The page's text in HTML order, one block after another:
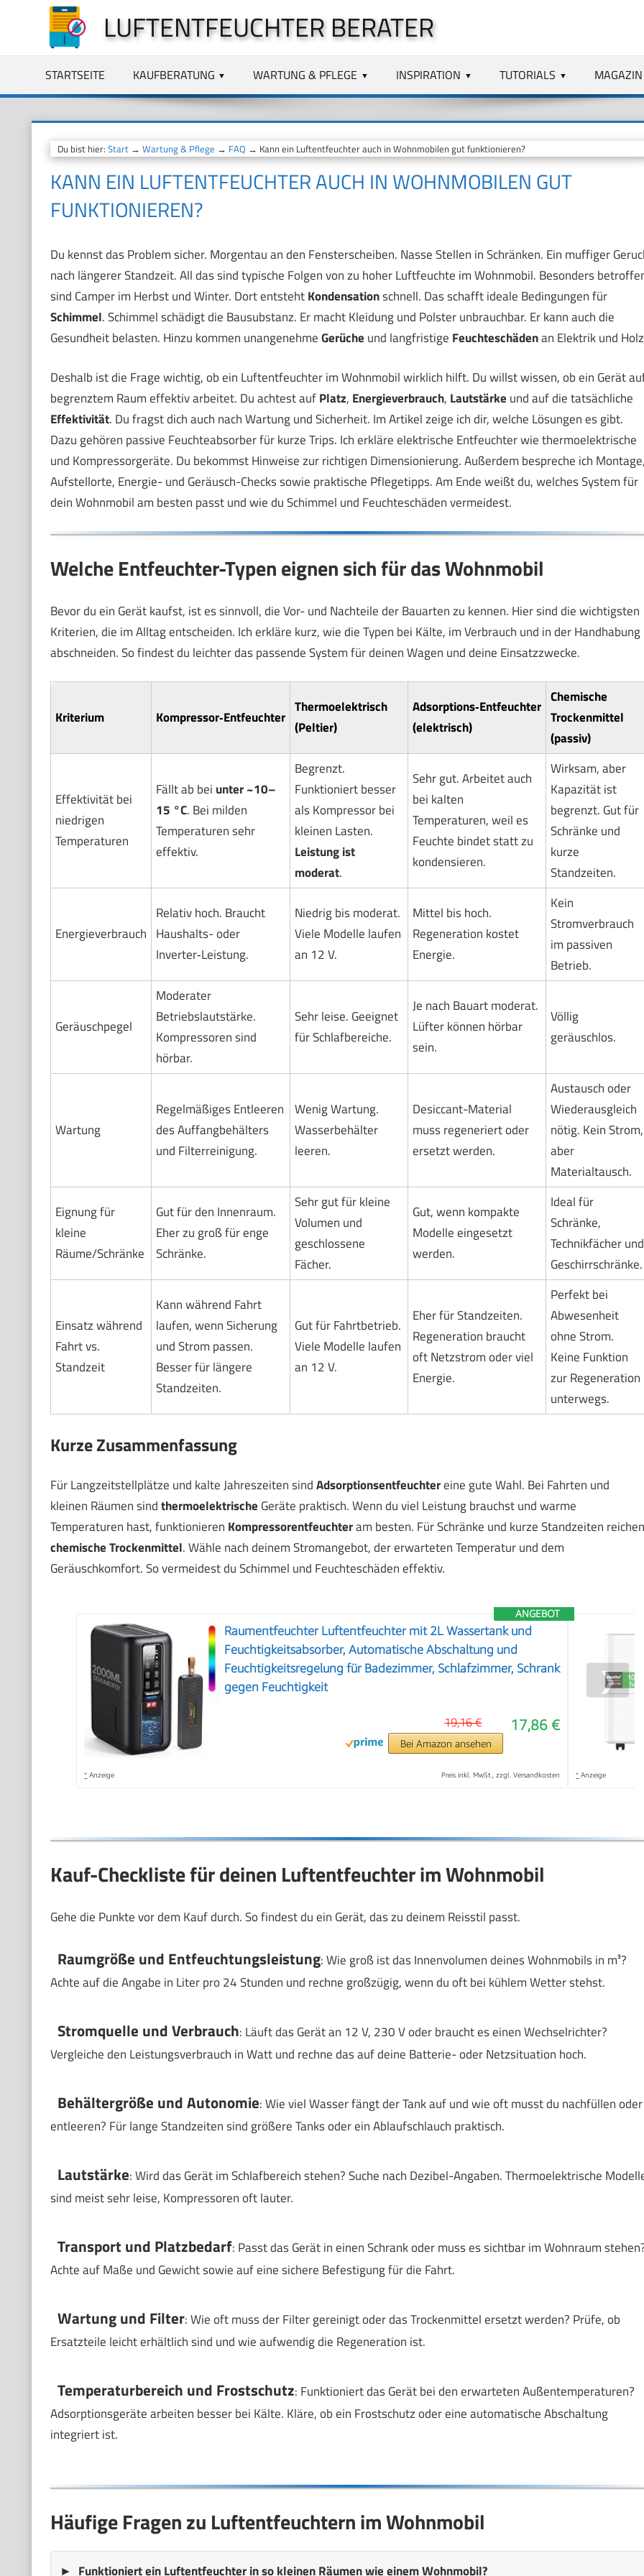
springen
LUFTENTFEUCHTER BERATER
STARTSEITE KAUFBERATUNG WARTUNG & PFLEGE INSPIRATION TUTORIALS MAGAZIN
Du bist hier: Start→ Wartung & Pflege → FAQ → Kann ein Luftentfeuchter auch in Wohnmobilen gut funktionieren?
KANN EIN LUFTENTFEUCHTER AUCH IN WOHNMOBILEN GUT
FUNKTIONIEREN?
Du kennst das Problem sicher. Morgentau an den Fensterscheiben. Nasse Stellen in Schränken. Ein muffiger
nach längerer Standzeit. All das sind typische Folgen von zu hoher Luftfeuchte im Wohnmobil. Besonders
sind Camper im Herbst und Winter. Dort entstehtKondensationschnell. Das schafft ideale Bedingungen für
Schimmel. Schimmel schädigt die Bausubstanz. Er macht Kleidung und Polster unbrauchbar. Er kann auch die
Gesundheit belasten. Hinzu kommen unangenehmeGerüche und langfristige Feuchteschädenan Elektrik und
Deshalb ist die Frage wichtig, ob ein Luftentfeuchter im Wohnmobil wirklich hilft. Du willst wissen, ob ein Gerät
begrenztem Raum effektiv arbeitet. Du achtest aufPlatz, Energieverbrauch, Lautstärke und auf die tatsächliche
Effektivität. Du fragst dich auch nach Wartung und Sicherheit. Im Artikel zeige ich dir, welche Lösungen es gibt.
Dazu gehören passive Feuchteabsorber für kurze Trips. Ich erkläre elektrische Entfeuchter wie thermoelektrische
und Kompressorgeräte. Du bekommst Hinweise zur richtigen Dimensionierung. Außerdem bespreche ich
Aufstellorte, Energie- und Geräusch-Checks sowie praktische Pflegetipps. Am Ende weißt du, welches System für
dein Wohnmobil am besten passt und wie du Schimmel und Feuchteschäden vermeidest.
Welche Entfeuchter-Typen eignen sich für das Wohnmobil
Bevor du ein Gerät kaufst, ist es sinnvoll, die Vor- und Nachteile der Bauarten zu kennen. Hier sind die wichtigsten
Kriterien, die im Alltag entscheiden. Ich erkläre kurz, wie die Typen bei Kälte, im Verbrauch und in der Handhabung
abschneiden. So findest du leichter das passende System für deinen Wagen und deine Einsatzzwecke.
Kriterium Kompressor‑Entfeuchter
Thermoelektrisch
(Peltier)
Adsorptions‑Entfeuchter
(elektrisch)
Chemische
Trockenmittel
(passiv)
Effektivität bei
niedrigen
Temperaturen
Fällt ab bei unter ~10–
15 °C. Bei milden
Temperaturen sehr
effektiv.
Begrenzt.
Funktioniert besser
als Kompressor bei
kleinen Lasten.
Leistung ist
moderat.
Sehr gut. Arbeitet auch
bei kalten
Temperaturen, weil es
Feuchte bindet statt zu
kondensieren.
Wirksam, aber
Kapazität ist
begrenzt. Gut für
Schränke und
kurze
Standzeiten.
Energieverbrauch
Relativ hoch. Braucht
Haushalts- oder
Inverter‑Leistung.
Niedrig bis moderat.
Viele Modelle laufen
an 12 V.
Mittel bis hoch.
Regeneration kostet
Energie.
Kein
Stromverbrauch
im passiven
Betrieb.
Geräuschpegel
Moderater
Betriebslautstärke.
Kompressoren sind
hörbar.
Sehr leise. Geeignet
für Schlafbereiche.
Je nach Bauart moderat.
Lüfter können hörbar
sein.
Völlig
geräuschlos.
Wartung
Regelmäßiges Entleeren
des Auffangbehälters
und Filterreinigung.
Wenig Wartung.
Wasserbehälter
leeren.
Desiccant-Material
muss regeneriert oder
ersetzt werden.
Austausch oder
Wiederausgleich
nötig. Kein Strom,
aber
Materialtausch.
Eignung für
kleine
Räume/Schränke
Gut für den Innenraum.
Eher zu groß für enge
Schränke.
Sehr gut für kleine
Volumen und
geschlossene
Fächer.
Gut, wenn kompakte
Modelle eingesetzt
werden.
Ideal für
Schränke,
Technikfächer und
Geschirrschränke.
Einsatz während
Fahrt vs.
Standzeit
Kann während Fahrt
laufen, wenn Sicherung
und Strom passen.
Besser für längere
Standzeiten.
Gut für Fahrtbetrieb.
Viele Modelle laufen
an 12 V.
Eher für Standzeiten.
Regeneration braucht
oft Netzstrom oder viel
Energie.
Perfekt bei
Abwesenheit
ohne Strom.
Keine Funktion
zur Regeneration
unterwegs.
Kurze Zusammenfassung
Für Langzeitstellplätze und kalte Jahreszeiten sindAdsorptionsentfeuchtereine gute Wahl. Bei Fahrten und
kleinen Räumen sindthermoelektrische Geräte praktisch. Wenn du viel Leistung brauchst und warme
Temperaturen hast, funktionieren Kompressorentfeuchteram besten. Für Schränke und kurze Standzeiten reichen
chemische Trockenmittel. Wähle nach deinem Stromangebot, der erwarteten Temperatur und dem
Geräuschkomfort. So vermeidest du Schimmel und Feuchteschäden effektiv.
ANGEBOT
Raumentfeuchter Luftentfeuchter mit 2L Wassertank und
Feuchtigkeitsabsorber, Automatische Abschaltung und
Feuchtigkeitsregelung für Badezimmer, Schlafzimmer, Schrank
gegen Feuchtigkeit
17,86 €
19,16 €
Bei Amazon ansehen
* Anzeige Preis inkl. MwSt., zzgl. Versandkosten * Anzeige
❯
Kauf-Checkliste für deinen Luftentfeuchter im Wohnmobil
Gehe die Punkte vor dem Kauf durch. So findest du ein Gerät, das zu deinem Reisstil passt.
Raumgröße und Entfeuchtungsleistung: Wie groß ist das Innenvolumen deines Wohnmobils in m³?
Achte auf die Angabe in Liter pro 24 Stunden und rechne großzügig, wenn du oft bei kühlem Wetter stehst.
Stromquelle und Verbrauch: Läuft das Gerät an 12 V, 230 V oder braucht es einen Wechselrichter?
Vergleiche den Leistungsverbrauch in Watt und rechne das auf deine Batterie- oder Netzsituation hoch.
Behältergröße und Autonomie: Wie viel Wasser fängt der Tank auf und wie oft musst du nachfüllen oder
entleeren? Für lange Standzeiten sind größere Tanks oder ein Ablaufschlauch praktisch.
Lautstärke: Wird das Gerät im Schlafbereich stehen? Suche nach Dezibel-Angaben. Thermoelektrische
sind meist sehr leise, Kompressoren oft lauter.
Transport und Platzbedarf: Passt das Gerät in einen Schrank oder muss es sichtbar im Wohnraum
Achte auf Maße und Gewicht sowie auf eine sichere Befestigung für die Fahrt.
Wartung und Filter: Wie oft muss der Filter gereinigt oder das Trockenmittel ersetzt werden? Prüfe, ob
Ersatzteile leicht erhältlich sind und wie aufwendig die Regeneration ist.
Temperaturbereich und Frostschutz: Funktioniert das Gerät bei den erwarteten Außentemperaturen?
Adsorptionsgeräte arbeiten besser bei Kälte. Kläre, ob ein Frostschutz oder eine automatische Abschaltung
integriert ist.
Häufige Fragen zu Luftentfeuchtern im Wohnmobil
Funktioniert ein Luftentfeuchter in so kleinen Räumen wie einem Wohnmobil?